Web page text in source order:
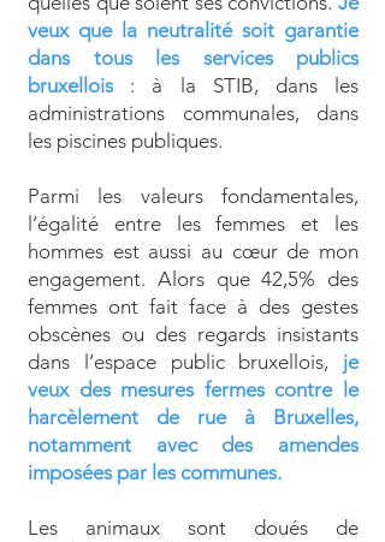
veux que la neutralité soit garantie
dans tous les services publics
bruxellois : à la STIB, dans les
administrations communales, dans
les piscines publiques.
Parmi les valeurs fondamentales,
l’égalité entre les femmes et les
hommes est aussi au cœur de mon
engagement. Alors que 42,5% des
femmes ont fait face à des gestes
obscènes ou des regards insistants
dans l’espace public bruxellois, je
veux des mesures fermes contre le
harcèlement de rue à Bruxelles,
notamment avec des amendes
imposées par les communes.
Les animaux sont doués de